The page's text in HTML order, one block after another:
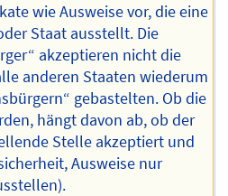
wie Ausweise vor, die eine
Staat ausstellt. Die
akzeptieren nicht die
anderen Staaten wiederum
gebastelten. Ob die
hängt davon ab, ob der
Stelle akzeptiert und
Ausweise nur